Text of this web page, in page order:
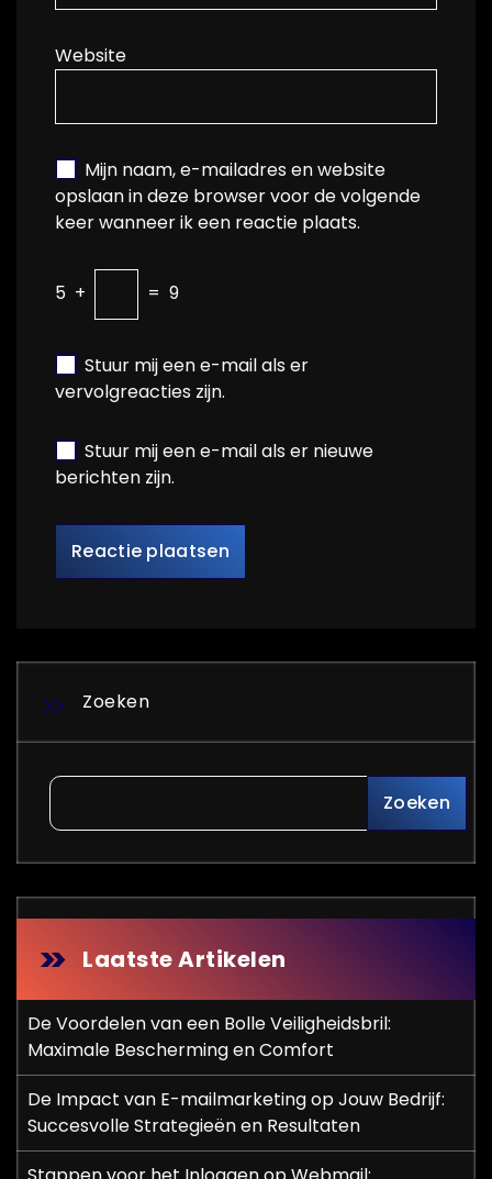
Website
Mijn naam, e-mailadres en website
opslaan in deze browser voor de volgende
keer wanneer ik een reactie plaats.
5 + = 9
Stuur mij een e-mail als er
vervolgreacties zijn.
Stuur mij een e-mail als er nieuwe
berichten zijn.
Zoeken
Zoeken
Laatste Artikelen
De Voordelen van een Bolle Veiligheidsbril:
Maximale Bescherming en Comfort
De Impact van E-mailmarketing op Jouw Bedrijf:
Succesvolle Strategieën en Resultaten